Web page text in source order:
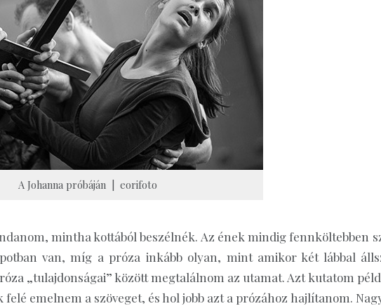
A Johanna próbáján | eorifoto
mintha kottából beszélnék. Az ének mindig fennköltebben
van, míg a próza inkább olyan, mint amikor két lábbal
„tulajdonságai” között megtalálnom az utamat. Azt kutatom
emelnem a szöveget, és hol jobb azt a prózához hajlítanom.